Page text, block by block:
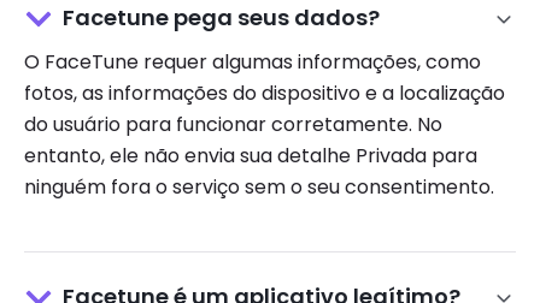
Facetune pega seus dados?
O FaceTune requer algumas informações, como
fotos, as informações do dispositivo e a localização
do usuário para funcionar corretamente. No
entanto, ele não envia sua detalhe Privada para
ninguém fora o serviço sem o seu consentimento.
Facetune é um aplicativo legítimo?